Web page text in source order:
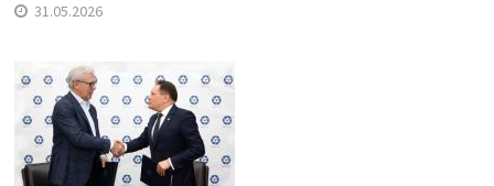
31.05.2026